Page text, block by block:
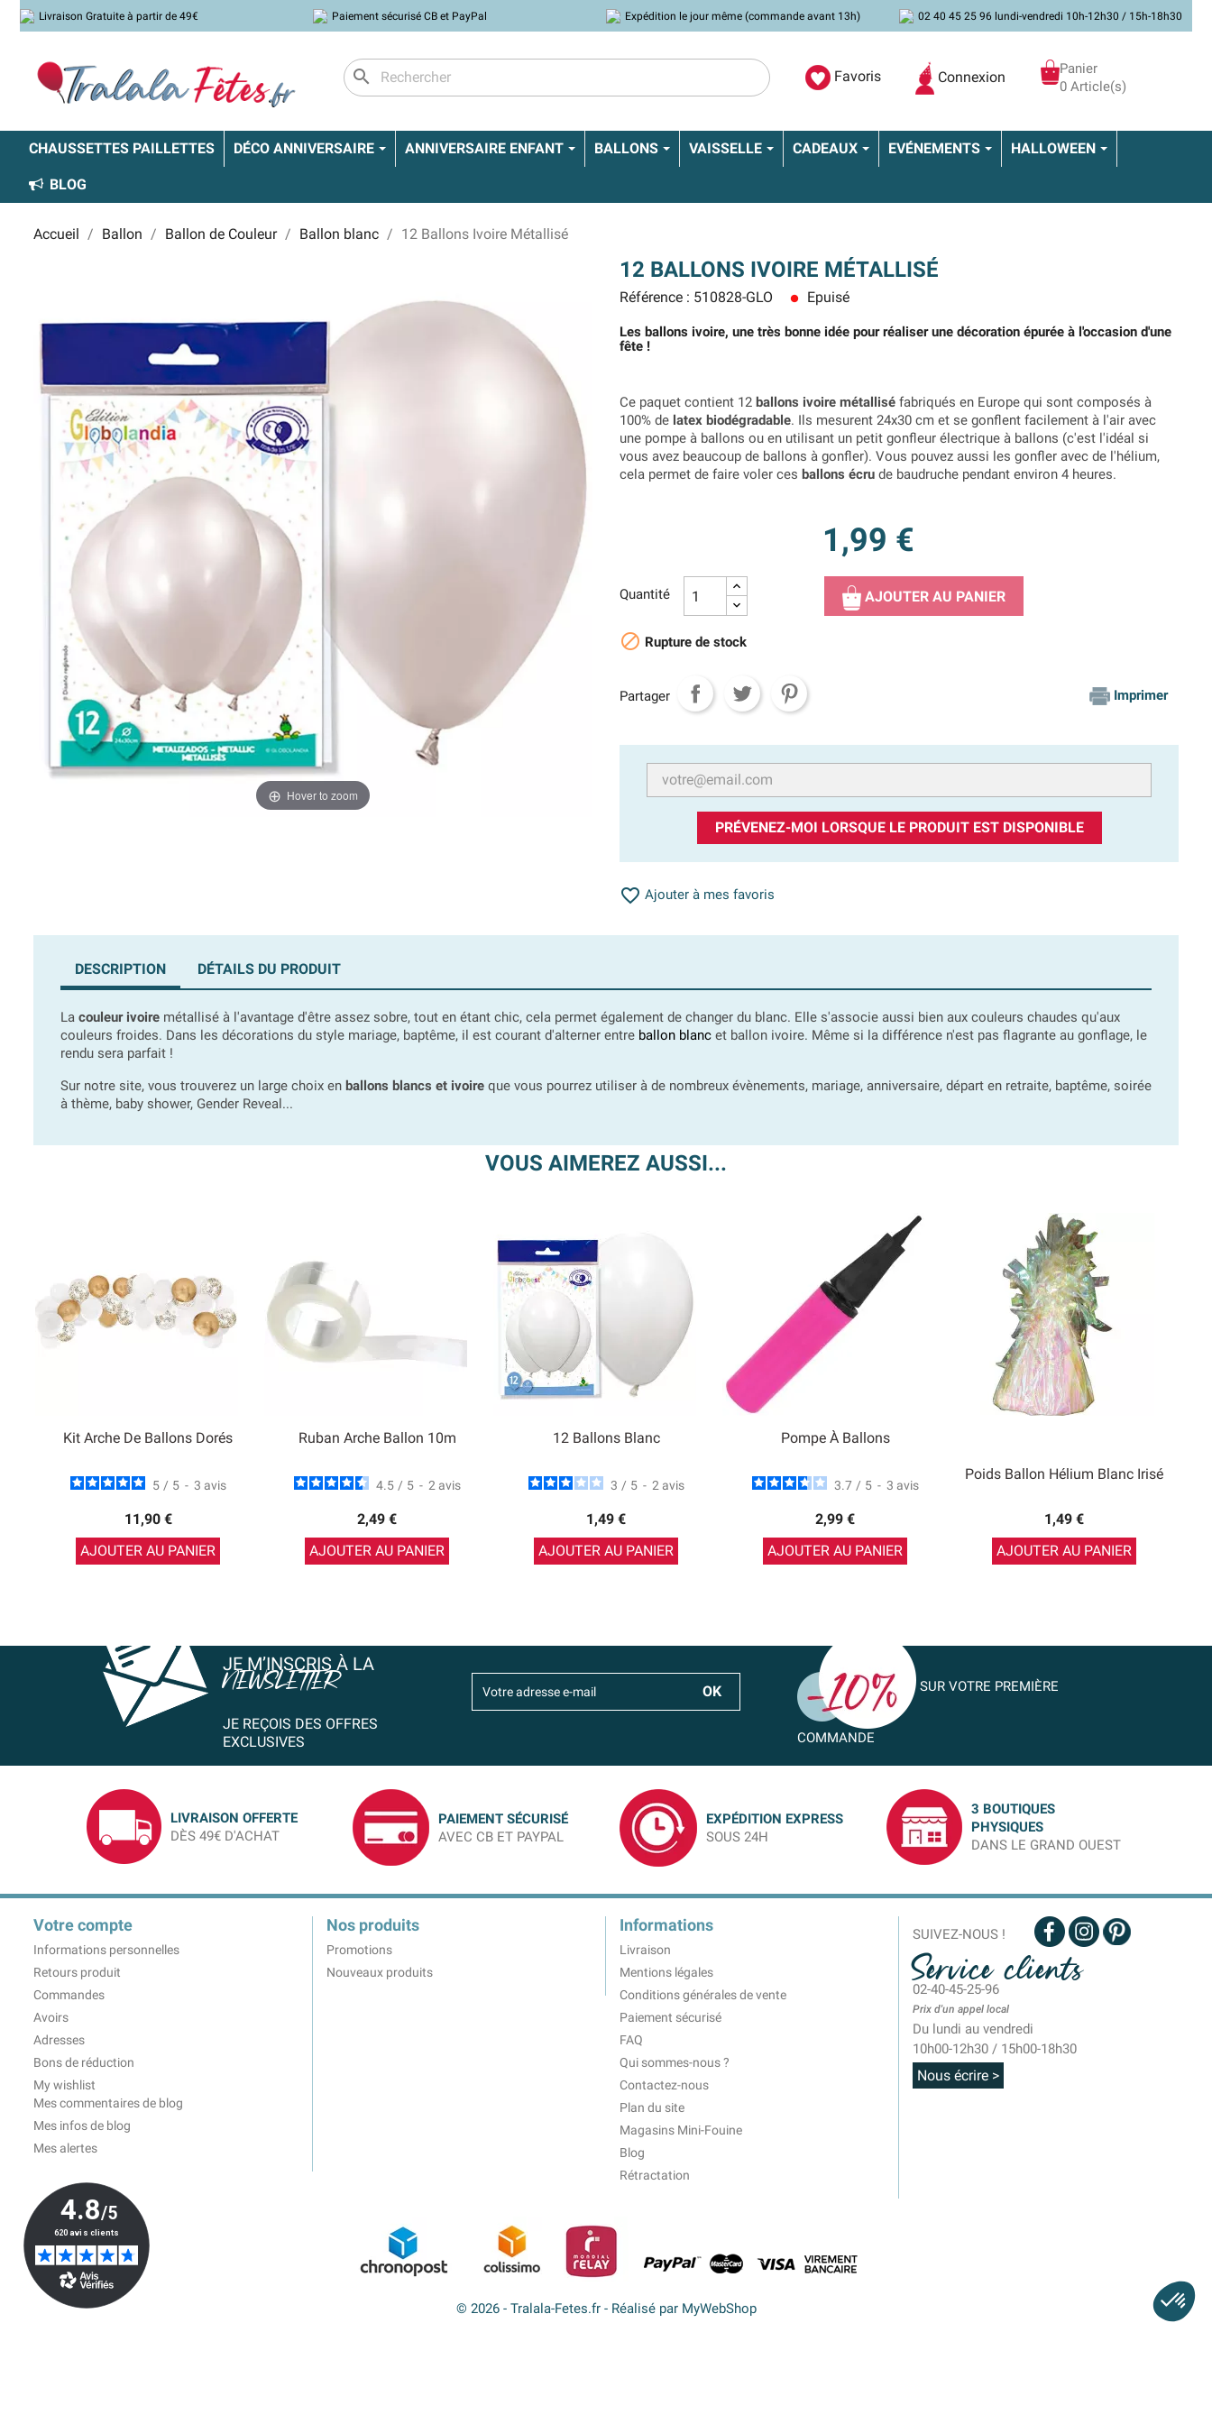
Livraison Gratuite à partir de 49€ Paiement sécurisé CB et PayPal Expédition le jour même (commande avant 13h) 02 40 45 25 96 lundi-vendredi 10h-12h30 / 15h-18h30
search Favoris Connexion
Panier
0 Article(s)
CHAUSSETTES PAILLETTES DÉCO ANNIVERSAIRE ANNIVERSAIRE ENFANT BALLONS VAISSELLE CADEAUX EVÉNEMENTS HALLOWEEN
BLOG
Accueil Ballon Ballon de Couleur Ballon blanc 12 Ballons Ivoire Métallisé
Hover to zoom
12 BALLONS IVOIRE MÉTALLISÉ
Référence : 510828-GLO lens Epuisé
Les ballons ivoire, une très bonne idée pour réaliser une décoration épurée à l'occasion d'une
fête !
Ce paquet contient 12 ballons ivoire métallisé fabriqués en Europe qui sont composés à
100% de latex biodégradable. Ils mesurent 24x30 cm et se gonflent facilement à l'air avec
une pompe à ballons ou en utilisant un petit gonfleur électrique à ballons (c'est l'idéal si
vous avez beaucoup de ballons à gonfler). Vous pouvez aussi les gonfler avec de l'hélium,
cela permet de faire voler ces ballons écru de baudruche pendant environ 4 heures.
1,99 €
Quantité AJOUTER AU PANIER
 Rupture de stock
Partager Imprimer
PRÉVENEZ-MOI LORSQUE LE PRODUIT EST DISPONIBLE
 Ajouter à mes favoris
DESCRIPTION DÉTAILS DU PRODUIT
La couleur ivoire métallisé à l'avantage d'être assez sobre, tout en étant chic, cela permet également de changer du blanc. Elle s'associe aussi bien aux couleurs chaudes qu'aux
couleurs froides. Dans les décorations du style mariage, baptême, il est courant d'alterner entre ballon blanc et ballon ivoire. Même si la différence n'est pas flagrante au gonflage, le
rendu sera parfait !
Sur notre site, vous trouverez un large choix en ballons blancs et ivoire que vous pourrez utiliser à de nombreux évènements, mariage, anniversaire, départ en retraite, baptême, soirée
à thème, baby shower, Gender Reveal...
VOUS AIMEREZ AUSSI...
Kit Arche De Ballons Dorés
5 / 5 - 3 avis
11,90 €
AJOUTER AU PANIER
Ruban Arche Ballon 10m
4.5 / 5 - 2 avis
2,49 €
AJOUTER AU PANIER
12 Ballons Blanc
3 / 5 - 2 avis
1,49 €
AJOUTER AU PANIER
Pompe À Ballons
3.7 / 5 - 3 avis
2,99 €
AJOUTER AU PANIER
Poids Ballon Hélium Blanc Irisé
1,49 €
AJOUTER AU PANIER
JE M’INSCRIS À LA
NEWSLETTER
JE REÇOIS DES OFFRES
EXCLUSIVES
SUR VOTRE PREMIÈRE
COMMANDE
LIVRAISON OFFERTE
DÈS 49€ D'ACHAT
PAIEMENT SÉCURISÉ
AVEC CB ET PAYPAL
EXPÉDITION EXPRESS
SOUS 24H
3 BOUTIQUES
PHYSIQUES
DANS LE GRAND OUEST
Votre compte
Informations personnelles
Retours produit
Commandes
Avoirs
Adresses
Bons de réduction
My wishlist
Mes commentaires de blog
Mes infos de blog
Mes alertes
Nos produits
Promotions
Nouveaux produits
Informations
Livraison
Mentions légales
Conditions générales de vente
Paiement sécurisé
FAQ
Qui sommes-nous ?
Contactez-nous
Plan du site
Magasins Mini-Fouine
Blog
Rétractation
SUIVEZ-NOUS !
Service clients
02-40-45-25-96
Prix d'un appel local
Du lundi au vendredi
10h00-12h30 / 15h00-18h30
Nous écrire >
© 2026 - Tralala-Fetes.fr - Réalisé par MyWebShop